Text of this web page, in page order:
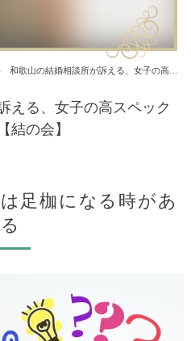
和歌山の結婚相談所が訴える、女子の高スペックは足枷になる時がある【結の会】
える、女子の高スペック
結の会】
足枷になる時があ
る